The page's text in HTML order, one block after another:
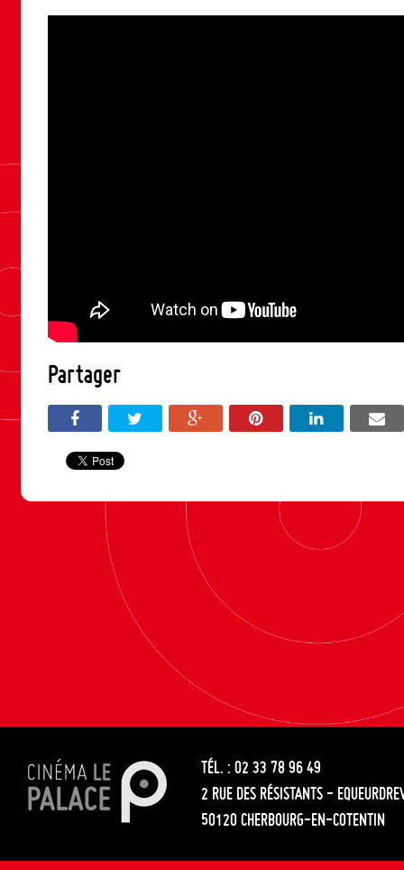
Partager
TÉL. : 02 33 78 96 49
2 RUE DES RÉSISTANTS -
50120 CHERBOURG-EN-COTENTIN